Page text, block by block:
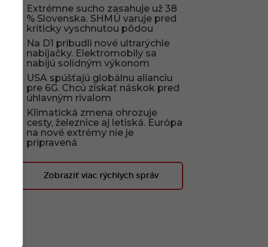
Extrémne sucho zasahuje už 38
% Slovenska. SHMÚ varuje pred
kriticky vyschnutou pôdou
Na D1 pribudli nové ultrarýchle
nabíjačky. Elektromobily sa
nabijú solídným výkonom
USA spúšťajú globálnu alianciu
pre 6G. Chcú získať náskok pred
úhlavným rivalom
Klimatická zmena ohrozuje
cesty, železnice aj letiská. Európa
na nové extrémy nie je
pripravená
Zobraziť viac rýchlych správ